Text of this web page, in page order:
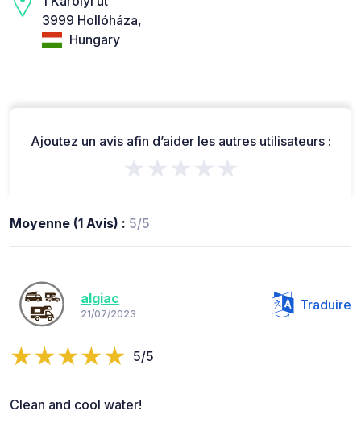
3999 Hollóháza,
Hungary
Ajoutez un avis afin d’aider les autres utilisateurs :
★★★★★
Moyenne (1 Avis) : 5/5
algiac
21/07/2023
Traduire
5/5
Clean and cool water!